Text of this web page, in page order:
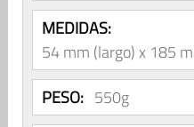
MEDIDAS:
54 mm (largo) x 185
PESO: 550g